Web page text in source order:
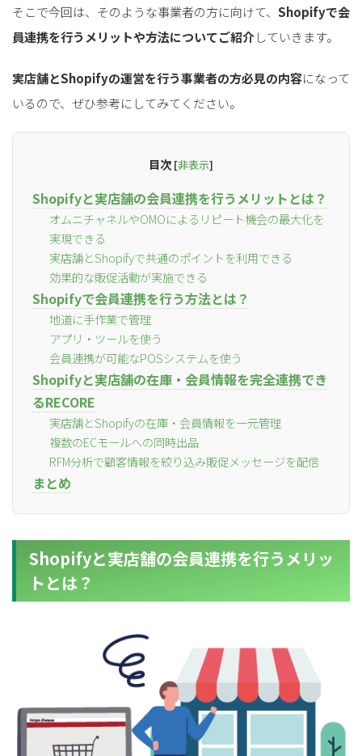
そこで今回は、そのような事業者の方に向けて、 Shopifyで会
員連携を行うメリットや方法についてご紹介していきます。
実店舗とShopifyの運営を行う事業者の方必見の内容になって
いるので、ぜひ参考にしてみてください。
目次 [非表示]
Shopifyと実店舗の会員連携を行うメリットとは？
オムニチャネルやOMOによるリピート機会の最大化を
実現できる
実店舗とShopifyで共通のポイントを利用できる
効果的な販促活動が実施できる
Shopifyで会員連携を行う方法とは？
地道に手作業で管理
アプリ・ツールを使う
会員連携が可能なPOSシステムを使う
Shopifyと実店舗の在庫・会員情報を完全連携でき
るRECORE
実店舗とShopifyの在庫・会員情報を一元管理
複数のECモールへの同時出品
RFM分析で顧客情報を絞り込み販促メッセージを配信
まとめ
Shopifyと実店舗の会員連携を行うメリッ
トとは？